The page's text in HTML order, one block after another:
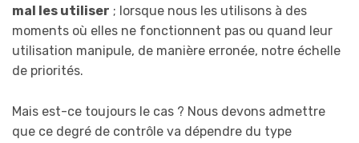
mal les utiliser ; lorsque nous les utilisons à des
moments où elles ne fonctionnent pas ou quand leur
utilisation manipule, de manière erronée, notre échelle
de priorités.
Mais est-ce toujours le cas ? Nous devons admettre
que ce degré de contrôle va dépendre du type